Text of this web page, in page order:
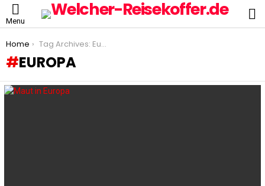
Menu
You are here:
Home Tag Archives: Europa
EUROPA